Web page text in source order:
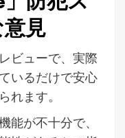
見
ビューで、実際
いるだけで安心
れます。
能が不十分で、